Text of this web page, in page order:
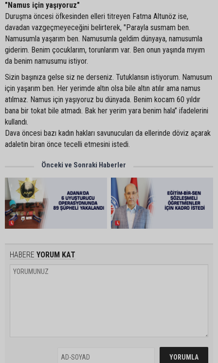
"Namus için yaşıyoruz"
Duruşma öncesi öfkesinden elleri titreyen Fatma Altunöz ise,
davadan vazgeçmeyeceğini belirterek, "Parayla susmam ben.
Namusumla yaşarım ben. Namusumla geldim dünyaya, namusumla
giderim. Benim çocuklarım, torunlarım var. Ben onun yaşında mıyım
da benim namusumu istiyor.
Sizin başınıza gelse siz ne derseniz. Tutuklansın istiyorum. Namusum
için yaşarım ben. Her yerimde altın olsa bile altın atılır ama namus
atılmaz. Namus için yaşıyoruz bu dünyada. Benim kocam 60 yıldır
bana bir tokat bile atmadı. Bak her yerim yara benim hala” ifadelerini
kullandı.
Dava öncesi bazı kadın hakları savunucuları da ellerinde döviz açarak
adaletin biran önce tecelli etmesini istedi.
Önceki ve Sonraki Haberler
HABERE YORUM KAT